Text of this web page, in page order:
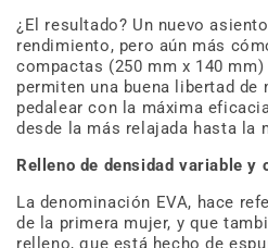
¿El resultado? Un nuevo
rendimiento, pero aún más
compactas (250 mm x 140
permiten una buena libertad de
pedalear con la máxima
desde la más relajada hasta la
Relleno de densidad variable y
La denominación EVA, hace
de la primera mujer, y que
relleno, que está hecho de